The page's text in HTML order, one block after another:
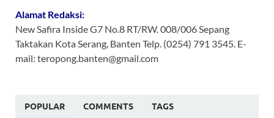
Alamat Redaksi:
New Safira Inside G7 No.8 RT/RW. 008/006 Sepang
Taktakan Kota Serang, Banten Telp. (0254) 791 3545. E-
mail: teropong.banten@gmail.com
POPULAR COMMENTS TAGS